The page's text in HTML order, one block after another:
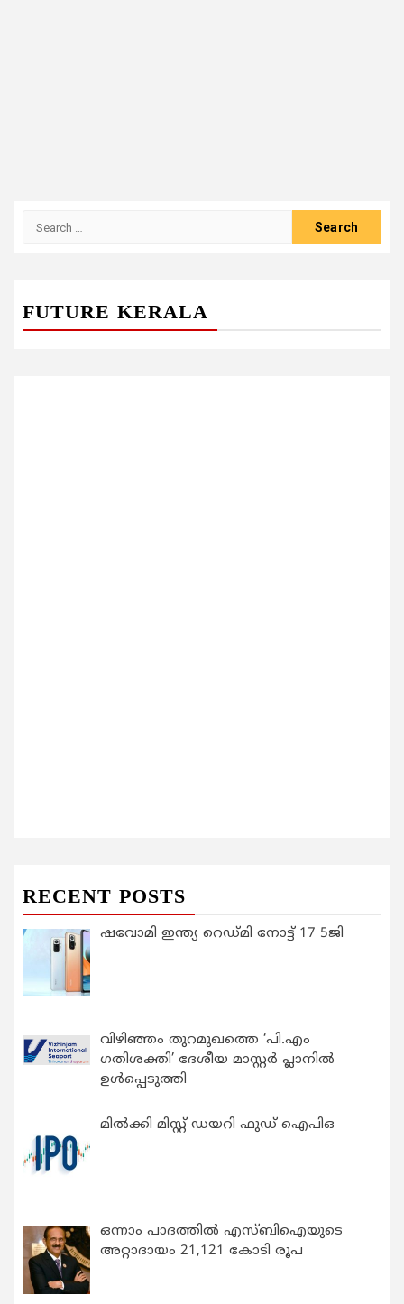
FUTURE KERALA
RECENT POSTS
ഷവോമി ഇന്ത്യ റെഡ്മി നോട്ട് 17 5ജി
വിഴിഞ്ഞം തുറമുഖത്തെ ‘പി.എം
ഗതിശക്തി’ ദേശീയ മാസ്റ്റർ പ്ലാനിൽ
ഉൾപ്പെടുത്തി
മിൽക്കി മിസ്റ്റ് ഡയറി ഫുഡ് ഐപിഒ
ഒന്നാം പാദത്തിൽ എസ്ബിഐയുടെ
അറ്റാദായം 21,121 കോടി രൂപ